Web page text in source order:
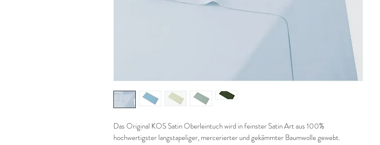
Das Original KOS Satin Oberleintuch wird in feinster Satin Art aus 100%
hochwertigster langstapeliger, mercerierter und gekämmter Baumwolle gewebt.